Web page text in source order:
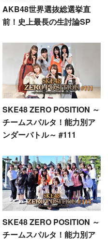
AKB48世界選抜総選挙直
前！史上最長の生討論SP
SKE48 ZERO POSITION ～
チームスパルタ！能力別ア
ンダーバトル～ #111
SKE48 ZERO POSITION ～
チームスパルタ！能力別ア